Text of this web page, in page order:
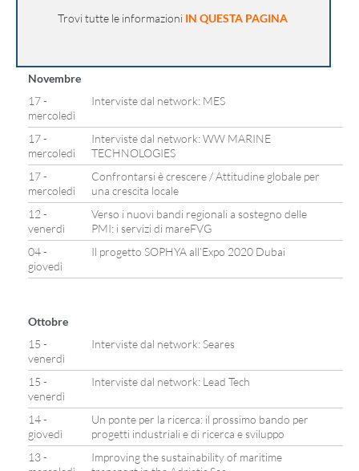
Trovi tutte le informazioni IN QUESTA PAGINA
Novembre
17 -
mercoledì
Interviste dal network: MES
17 -
mercoledì
Interviste dal network: WW MARINE
TECHNOLOGIES
17 -
mercoledì
Confrontarsi è crescere / Attitudine globale per
una crescita locale
12 -
venerdì
Verso i nuovi bandi regionali a sostegno delle
PMI: i servizi di mareFVG
04 -
giovedì
Il progetto SOPHYA all’Expo 2020 Dubai
Ottobre
15 -
venerdì
Interviste dal network: Seares
15 -
venerdì
Interviste dal network: Lead Tech
14 -
giovedì
Un ponte per la ricerca: il prossimo bando per
progetti industriali e di ricerca e sviluppo
13 -
Improving the sustainability of maritime